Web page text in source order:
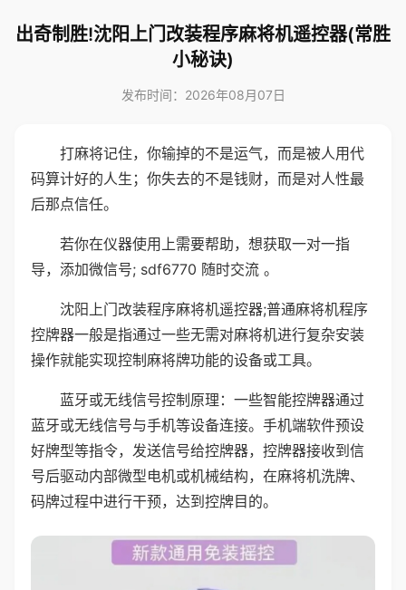
出奇制胜!沈阳上门改装程序麻将机遥控器(常胜
小秘诀)
发布时间：2026年08月07日
打麻将记住，你输掉的不是运气，而是被人用代
码算计好的人生；你失去的不是钱财，而是对人性最
后那点信任。
若你在仪器使用上需要帮助，想获取一对一指
导，添加微信号; sdf6770 随时交流 。
沈阳上门改装程序麻将机遥控器;普通麻将机程序
控牌器一般是指通过一些无需对麻将机进行复杂安装
操作就能实现控制麻将牌功能的设备或工具。
蓝牙或无线信号控制原理：一些智能控牌器通过
蓝牙或无线信号与手机等设备连接。手机端软件预设
好牌型等指令，发送信号给控牌器，控牌器接收到信
号后驱动内部微型电机或机械结构，在麻将机洗牌、
码牌过程中进行干预，达到控牌目的。